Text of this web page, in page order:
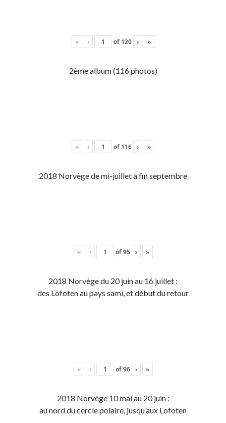
« ‹ of 120 › »
2ème album (116 photos)
« ‹ of 116 › »
2018 Norvège de mi-juillet à fin septembre
« ‹ of95 › »
2018 Norvège du 20 juin au 16 juillet :
des Lofoten au pays sami, et début du retour
« ‹ of96 › »
2018 Norvège 10 mai au 20 juin :
au nord du cercle polaire, jusqu’aux Lofoten